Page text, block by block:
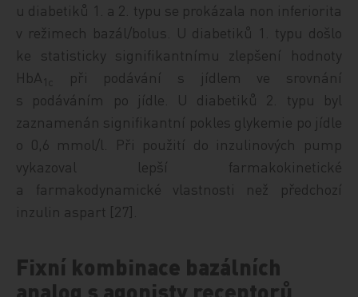
u diabetiků 1. a 2. typu se prokázala non inferiorita
v režimech bazál/bolus. U diabetiků 1. typu došlo
ke statisticky signifikantnímu zlepšení hodnoty
HbA 1c
při podávání s jídlem ve srovnání
s podáváním po jídle. U diabetiků 2. typu byl
zaznamenán signifikantní pokles glykemie po jídle
o 0,6 mmol/l. Při použití do inzulinových pump
vykazoval lepší farmakokinetické
a farmakodynamické vlastnosti než předchozí
inzulin aspart [27].
Fixní kombinace bazálních